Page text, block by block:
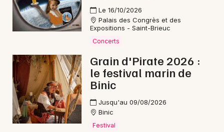
Magazine à Lannion
Choisir mes départements
Le 16/10/2026
Palais des Congrès et des
Expositions - Saint-Brieuc
Concerts
Grain d'Pirate 2026 :
le festival marin de
Binic
Jusqu'au 09/08/2026
Binic
Festival